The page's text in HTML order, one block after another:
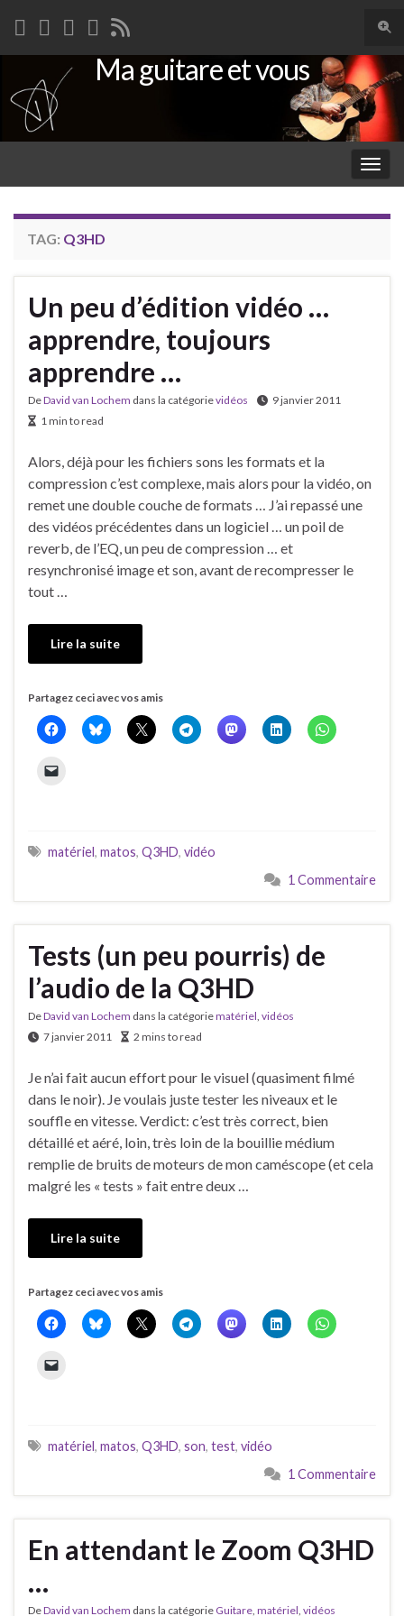
Search for:
Ma guitare et vous
TAG: Q3HD
Un peu d’édition vidéo …
apprendre, toujours
apprendre …
DeDavid van Lochem dans la catégorievidéos
9 janvier 2011
1 min to read
Alors, déjà pour les fichiers sons les formats et la
compression c’est complexe, mais alors pour la vidéo, on
remet une double couche de formats … J’ai repassé une
des vidéos précédentes dans un logiciel … un poil de
reverb, de l’EQ, un peu de compression … et
resynchronisé image et son, avant de recompresser le
tout …
Lire la suite
Partagez ceci avec vos amis
matériel, matos, Q3HD, vidéo
1 Commentaire
Tests (un peu pourris) de
l’audio de la Q3HD
DeDavid van Lochem dans la catégoriematériel vidéos
7 janvier 2011
2 mins to read
Je n’ai fait aucun effort pour le visuel (quasiment filmé
dans le noir). Je voulais juste tester les niveaux et le
souffle en vitesse. Verdict: c’est très correct, bien
détaillé et aéré, loin, très loin de la bouillie médium
remplie de bruits de moteurs de mon caméscope (et cela
malgré les « tests » fait entre deux …
Lire la suite
Partagez ceci avec vos amis
matériel, matos, Q3HD, son, test, vidéo
1 Commentaire
En attendant le Zoom Q3HD
…
DeDavid van Lochem dans la catégorie Guitare matériel vidéos